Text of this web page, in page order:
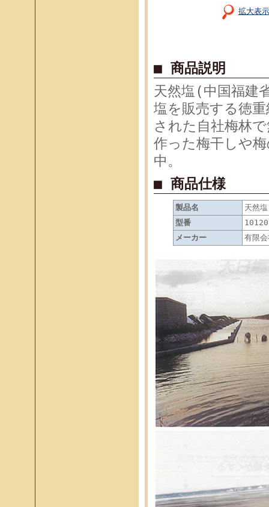
拡大表示
■ 商品説明
天然塩(中国福建
塩を販売する徳
された自社梅林
作った梅干しや
中。
■ 商品仕様
製品名
天然
型番
メーカー
有限